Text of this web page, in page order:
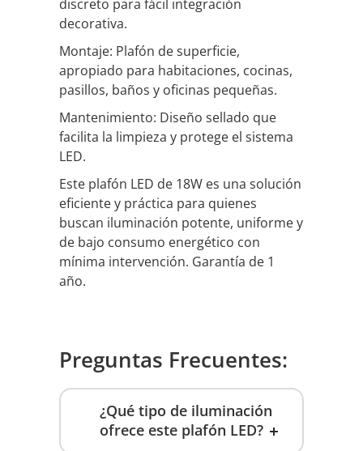
discreto para fácil integración
decorativa.
Montaje: Plafón de superficie,
apropiado para habitaciones, cocinas,
pasillos, baños y oficinas pequeñas.
Mantenimiento: Diseño sellado que
facilita la limpieza y protege el sistema
LED.
Este plafón LED de 18W es una solución
eficiente y práctica para quienes
buscan iluminación potente, uniforme y
de bajo consumo energético con
mínima intervención. Garantía de 1
año.
Preguntas Frecuentes:
¿Qué tipo de iluminación
ofrece este plafón LED?